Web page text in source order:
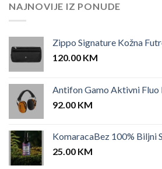
NAJNOVIJE IZ PONUDE
Zippo Signature Kožna
120.00 KM
Antifon Gamo Aktivni Fluo
92.00 KM
KomaracaBez 100% Biljni
25.00 KM